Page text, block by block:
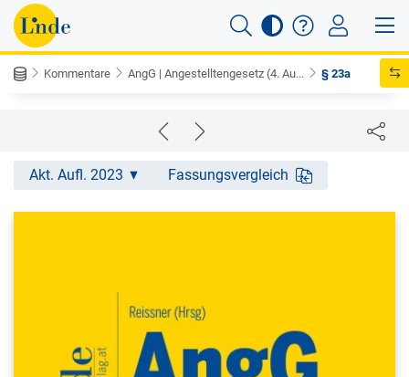
Kommentare AngG | Angestelltengesetz (4. Au... § 23a
Akt. Aufl. 2023 Fassungsvergleich